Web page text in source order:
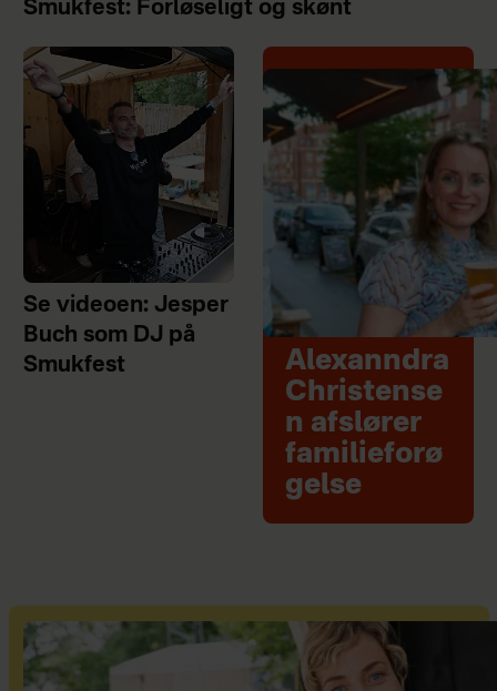
Smukfest: Forløseligt og skønt
Se videoen: Jesper
Buch som DJ på
Smukfest
Alexanndra
Christense
n afslører
familieforø
gelse